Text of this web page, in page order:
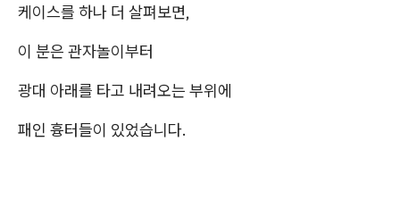
케이스를 하나 더 살펴보면,
이 분은 관자놀이부터
광대 아래를 타고 내려오는 부위에
패인 흉터들이 있었습니다.